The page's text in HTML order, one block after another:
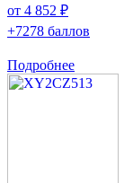
от 4 852 ₽
+7278 баллов
Подробнее